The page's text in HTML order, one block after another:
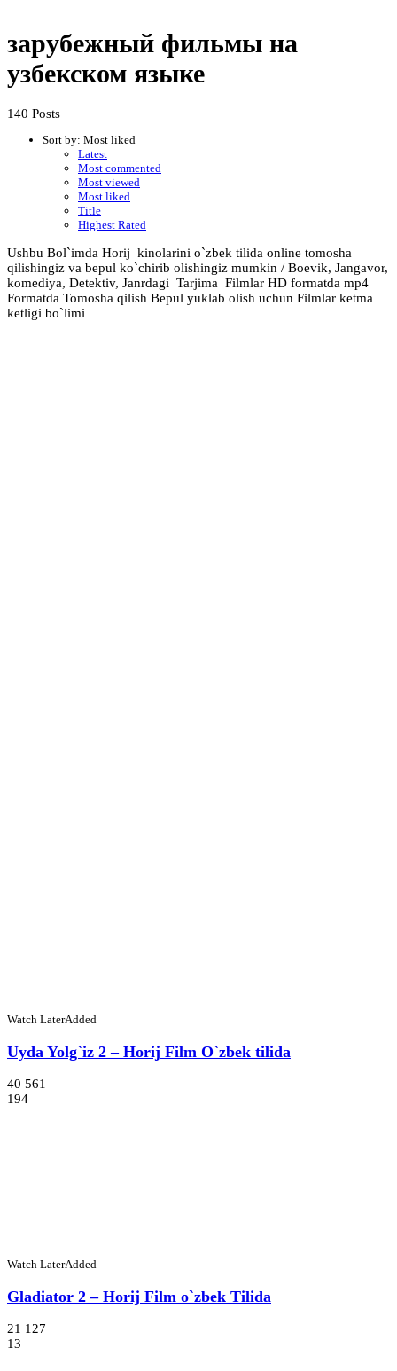
зарубежный фильмы на
узбекском языке
140 Posts
Sort by: Most liked
Latest
Most commented
Most viewed
Most liked
Title
Highest Rated
Ushbu Bol`imda Horij kinolarini o`zbek tilida online tomosha
qilishingiz va bepul ko`chirib olishingiz mumkin / Boevik, Jangavor,
komediya, Detektiv, Janrdagi Tarjima Filmlar HD formatda mp4
Formatda Tomosha qilish Bepul yuklab olish uchun Filmlar ketma
ketligi bo`limi
Watch LaterAdded
Uyda Yolg`iz 2 – Horij Film O`zbek tilida
40 561
194
Watch LaterAdded
Gladiator 2 – Horij Film o`zbek Tilida
21 127
13